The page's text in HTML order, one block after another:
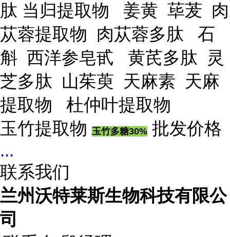
肽 当归提取物 姜黄 荜茇 肉
苁蓉提取物 肉苁蓉多肽 石
斛 西洋参皂甙 黄芪多肽 灵
芝多肽 山茱萸 天麻素 天麻
提取物 杜仲叶提取物
玉竹提取物 玉竹多糖30% 批发价格
...
联系我们
兰州沃特莱斯生物科技有限公
司